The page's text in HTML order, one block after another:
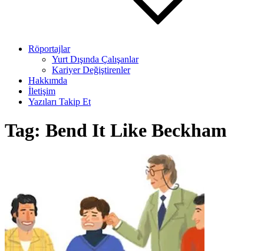
Röportajlar
Yurt Dışında Çalışanlar
Kariyer Değiştirenler
Hakkımda
İletişim
Yazıları Takip Et
Tag: Bend It Like Beckham